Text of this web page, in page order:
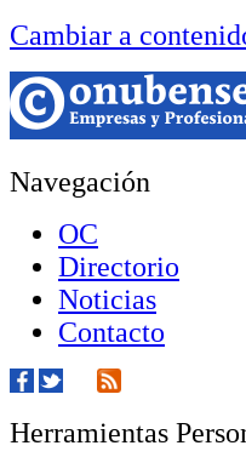
Cambiar a
Navegación
OC
Directorio
Noticias
Contacto
Herramientas